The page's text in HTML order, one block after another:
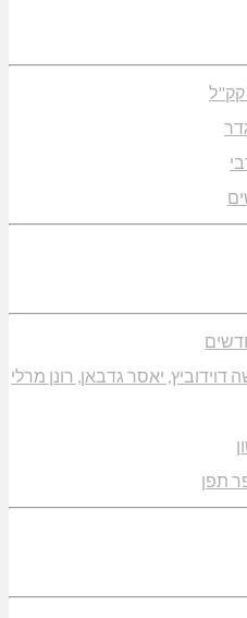
קק"ל
יאסר גדבאן, רונן מרלי
תפן